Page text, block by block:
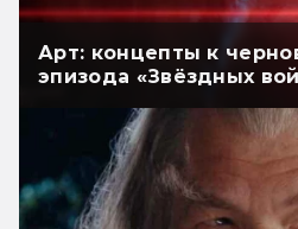
Арт: концепты к
эпизода «Звёздных